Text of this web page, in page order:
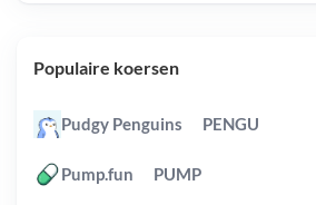
Populaire koersen
Pudgy Penguins PENGU
Pump.fun PUMP